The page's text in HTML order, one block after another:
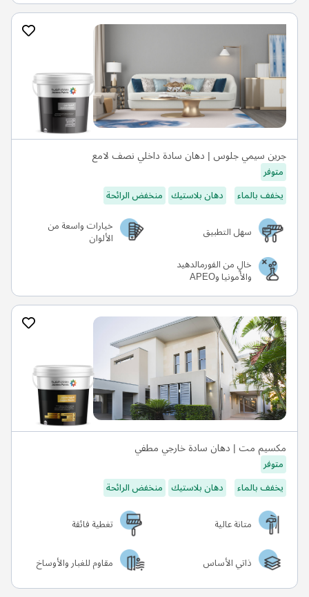
جرين سيمي جلوس | دهان سادة داخلي نصف لامع
متوفر
يخفف بالماء
دهان بلاستيك منخفض الرائحة
سهل التطبيق
خيارات واسعة من
الألوان
خالٍ من الفورمالدهيد
والأمونيا وAPEO
مكسيم مت | دهان سادة خارجي مطفي
متوفر
يخفف بالماء
دهان بلاستيك منخفض الرائحة
متانة عالية
تغطية فائقة
ذاتي الأساس
مقاوم للغبار والأوساخ